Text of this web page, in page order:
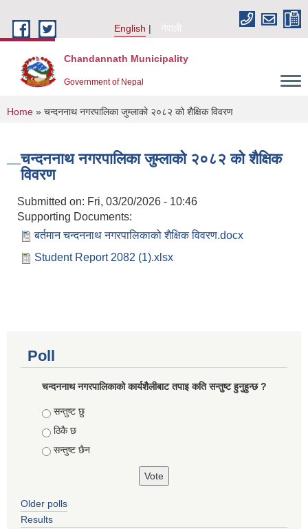
English
नेपाली
Chandannath Municipality
Government of Nepal
You are here
Home » चन्दननाथ नगरपालिका जुम्लाको २०८२ को शैक्षिक विवरण
चन्दननाथ नगरपालिका जुम्लाको २०८२ को शैक्षिक
विवरण
Submitted on: Fri, 03/20/2026 - 10:46
Supporting Documents:
बर्तमान चन्दननाथ नगरपालिकाको शैक्षिक विवरण.docx
Student Report 2082 (1).xlsx
Poll
चन्दननाथ नगरपालिकाको कार्यशैलीबाट तपाइ कति सन्तुष्ट हुनुहुन्छ ?
Choices
सन्तुष्ट छु
ठिकै छ
सन्तुष्ट छैन
Older polls
Results